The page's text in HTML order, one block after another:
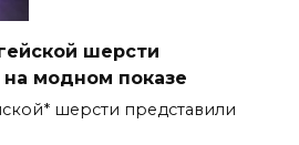
шерсти
модном показе
шерсти представили